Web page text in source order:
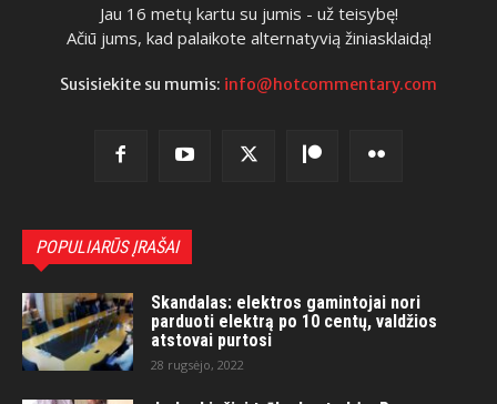
Jau 16 metų kartu su jumis - už teisybę!
Ačiū jums, kad palaikote alternatyvią žiniasklaidą!
Susisiekite su mumis: info@hotcommentary.com
POPULIARŪS ĮRAŠAI
Skandalas: elektros gamintojai nori
parduoti elektrą po 10 centų, valdžios
atstovai purtosi
28 rugsėjo, 2022